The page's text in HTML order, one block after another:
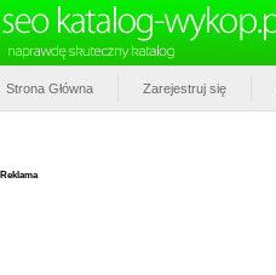
Strona Główna Zarejestruj się
Reklama